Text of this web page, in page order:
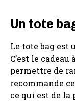
Un tote
Le tote bag est
C’est le
permettre de
recommande
ce qui est de la